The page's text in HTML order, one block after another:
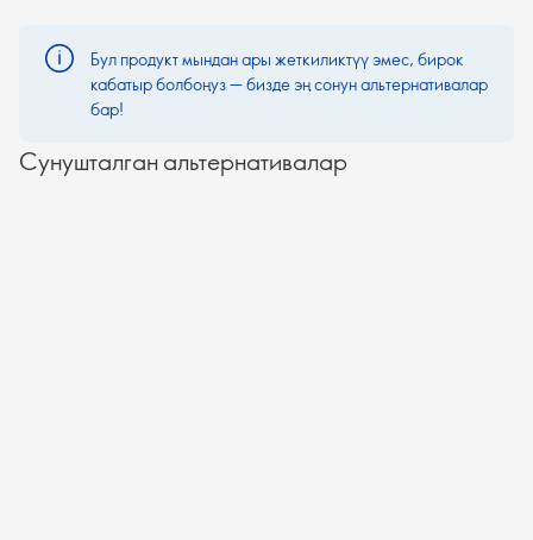
Бул продукт мындан ары жеткиликтүү эмес, бирок
кабатыр болбоңуз — бизде эң сонун альтернативалар
бар!
Сунушталган альтернативалар